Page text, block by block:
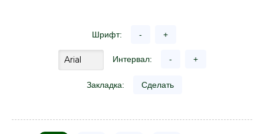
Шрифт: - +
Интервал: - +
Закладка: Сделать